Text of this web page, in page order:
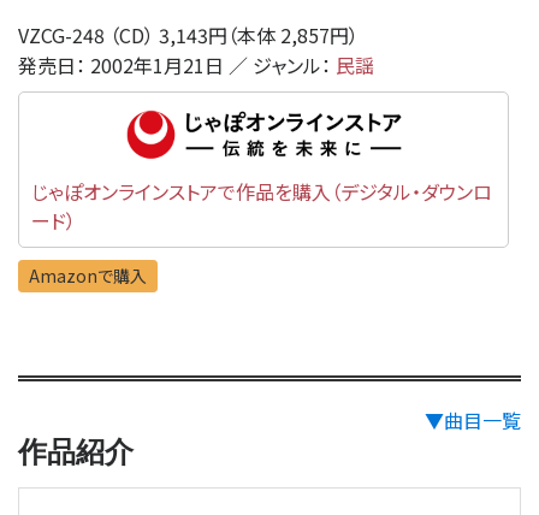
VZCG-248 （CD） 3,143円（本体 2,857円）
発売日： 2002年1月21日 ／ ジャンル： 民謡
じゃぽオンラインストアで作品を購入（デジタル・ダウンロ
ード）
Amazonで購入
▼曲目一覧
作品紹介